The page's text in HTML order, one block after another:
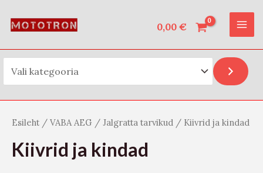
0,00 €
t
s
Esileht / VABA AEG / Jalgratta tarvikud / Kiivrid ja kindad
Kiivrid ja kindad